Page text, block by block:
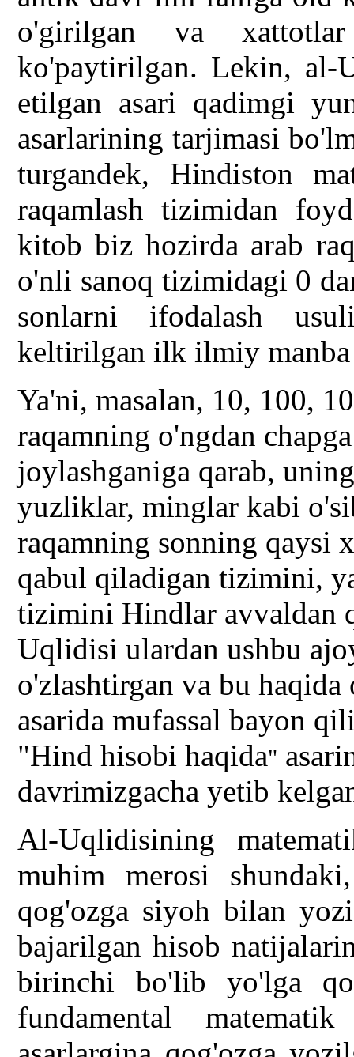
o'girilgan va
ko'paytirilgan. Lekin, al-
etilgan asari qadimgi
asarlarining tarjimasi
turgandek, Hindiston
raqamlash tizimidan
kitob biz hozirda arab
o'nli sanoq tizimidagi 0
sonlarni ifodalash
keltirilgan ilk ilmiy manba
Ya'ni, masalan, 10, 100,
raqamning o'ngdan
joylashganiga qarab,
yuzliklar, minglar kabi
raqamning sonning qaysi
qabul qiladigan tizimini,
tizimini Hindlar avvaldan
Uqlidisi ulardan ushbu
o'zlashtirgan va bu
asarida mufassal bayon
"Hind hisobi haqida"
davrimizgacha yetib
Al-Uqlidisining
muhim merosi
qog'ozga siyoh bilan
bajarilgan hisob
birinchi bo'lib yo'lga
fundamental